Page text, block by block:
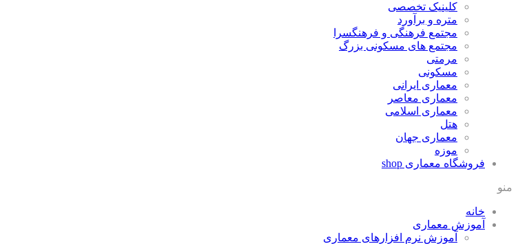
کلینیک تخصصی
متره و برآورد
مجتمع فرهنگی و فرهنگسرا
مجتمع های مسکونی بزرگ
مرمتی
مسکونی
معماری ایرانی
معماری معاصر
معماری اسلامی
هتل
معماری جهان
موزه
فروشگاه معماری shop
منو
خانه
آموزش معماری
آموزش نرم افزارهای معماری